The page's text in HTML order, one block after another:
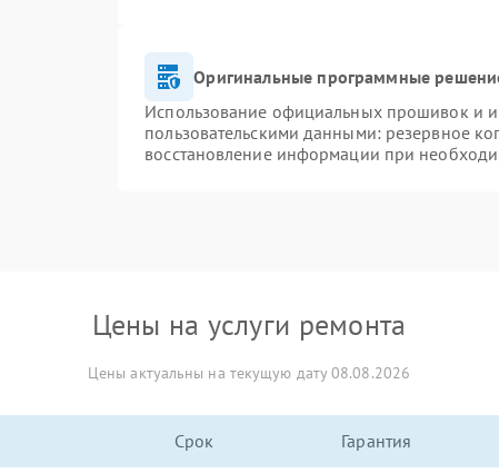
Оригинальные программные
Использование официальных прошивок и
пользовательскими данными: резервное
восстановление информации при
Цены на услуги ремонта
Цены актуальны на текущую дату 08.08.2026
Срок Гарантия